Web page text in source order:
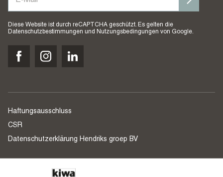
Diese Website ist durch reCAPTCHA geschützt. Es gelten die
Datenschutzbestimmungen und Nutzungsbedingungen von Google.
Haftungsausschluss
CSR
Datenschutzerklärung Hendriks groep BV